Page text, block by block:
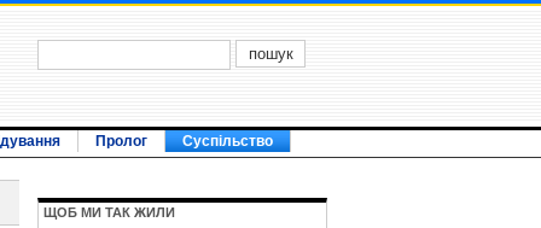
Пролог Суспільство
ЩОБ МИ ТАК ЖИЛИ